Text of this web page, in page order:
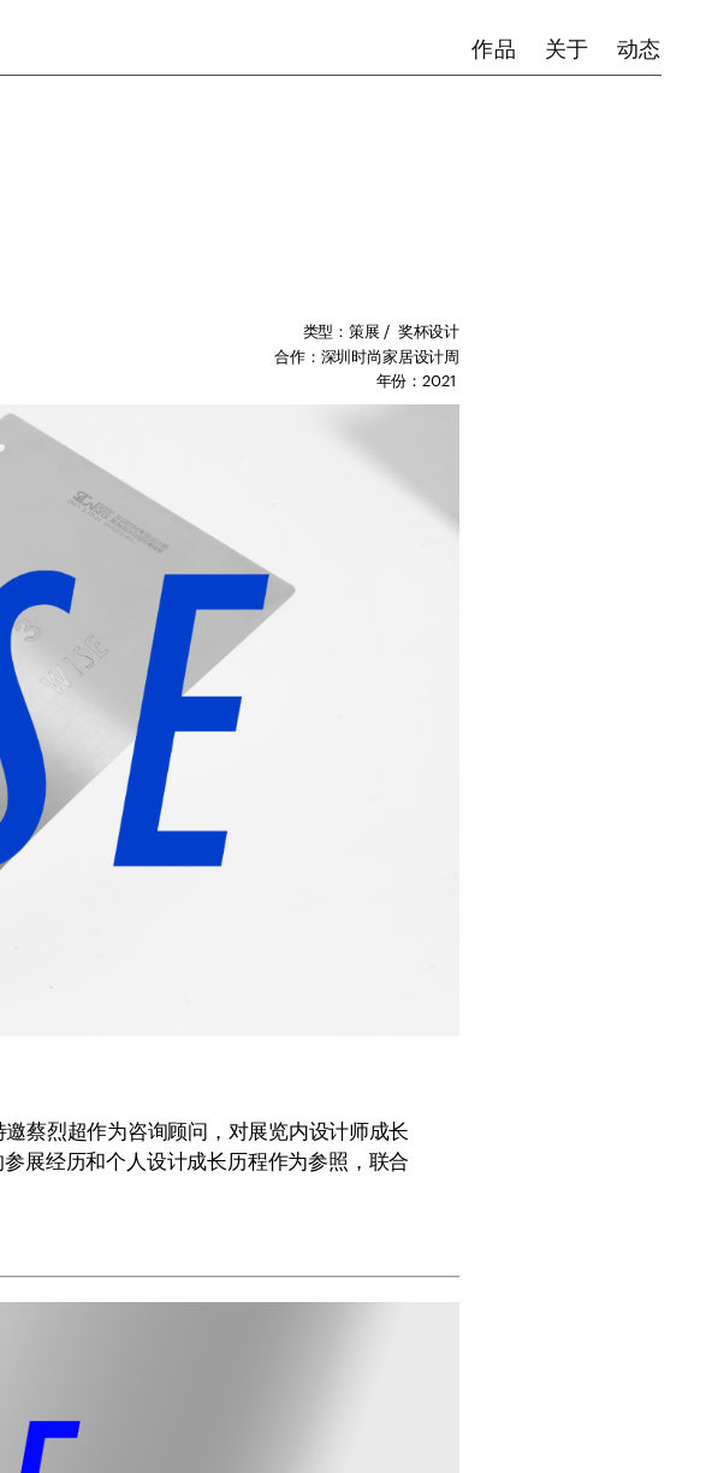
作品 关于 动态
蔡烈超作为咨询顾问，对展览内设计师成长
展经历和个人设计成长历程作为参照，联合
类型：策展 /  奖杯设计
合作：深圳时尚家居设计周
年份：2021